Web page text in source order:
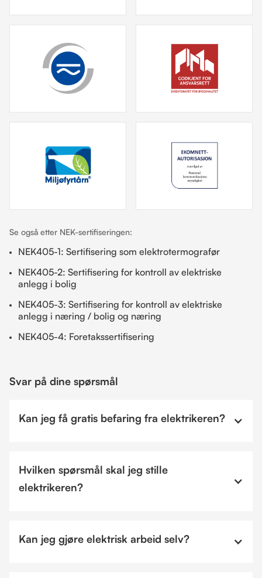
Se også etter NEK-sertifiseringen:
NEK405-1: Sertifisering som elektrotermografør
NEK405-2: Sertifisering for kontroll av elektriske
anlegg i bolig
NEK405-3: Sertifisering for kontroll av elektriske
anlegg i næring / bolig og næring
NEK405-4: Foretakssertifisering
Svar på dine spørsmål
Kan jeg få gratis befaring fra elektrikeren?
Hvilken spørsmål skal jeg stille
elektrikeren?
Kan jeg gjøre elektrisk arbeid selv?